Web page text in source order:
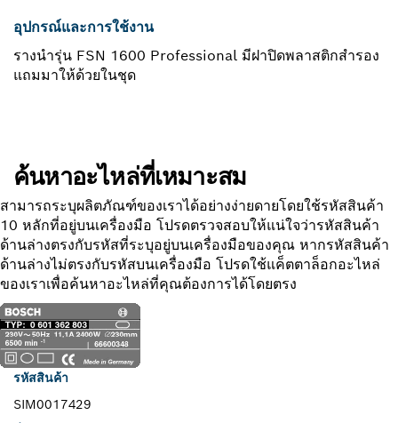
อุปกรณ์และการใช้งาน
รางนำรุ่น FSN 1600 Professional มีฝาปิดพลาสติกสำรอง
แถมมาให้ด้วยในชุด
ค้นหาอะไหล่ที่เหมาะสม
สามารถระบุผลิตภัณฑ์ของเราได้อย่างง่ายดายโดยใช้รหัสสินค้า
10 หลักที่อยู่บนเครื่องมือ โปรดตรวจสอบให้แน่ใจว่ารหัสสินค้า
ด้านล่างตรงกับรหัสที่ระบุอยู่บนเครื่องมือของคุณ หากรหัสสินค้า
ด้านล่างไม่ตรงกับรหัสบนเครื่องมือ โปรดใช้แค็ตตาล็อกอะไหล่
ของเราเพื่อค้นหาอะไหล่ที่คุณต้องการได้โดยตรง
รหัสสินค้า
SIM0017429